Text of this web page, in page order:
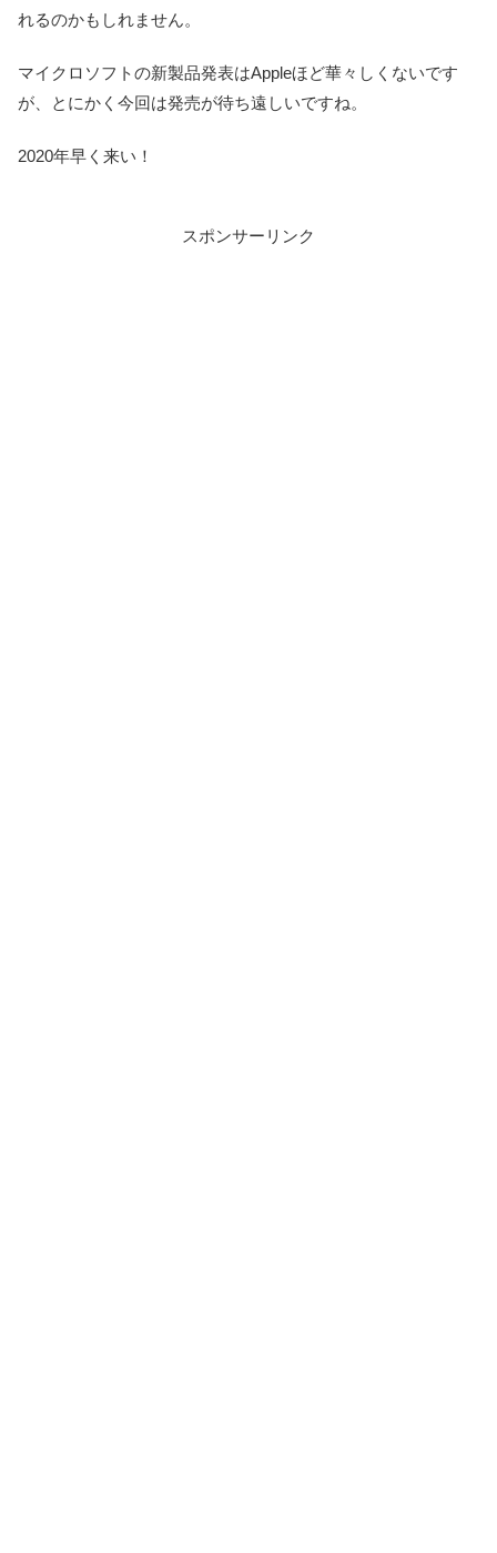
れるのかもしれません。
マイクロソフトの新製品発表はAppleほど華々しくないです
が、とにかく今回は発売が待ち遠しいですね。
2020年早く来い！
スポンサーリンク